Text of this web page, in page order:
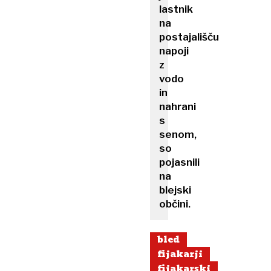
lastnik
na
postajališču
napoji
z
vodo
in
nahrani
s
senom,
so
pojasnili
na
blejski
občini.
bled
fijakarji